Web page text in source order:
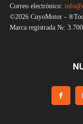
Correo electrónico:
©2026 CuyoMotor -
Marca registrada №: